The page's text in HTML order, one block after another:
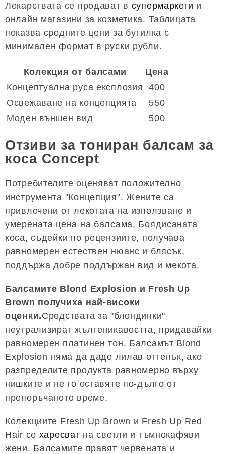
Лекарствата се продават в супермаркети и
онлайн магазини за козметика. Таблицата
показва средните цени за бутилка с
минимален формат в руски рубли.
Колекция от балсами
Цена
Концептуална руса експлозия
400
Освежаване на концепцията
550
Моден външен вид
500
Отзиви за тониран балсам за
коса Concept
Потребителите оценяват положително
инструмента "Концепция". Жените са
привлечени от лекотата на използване и
умерената цена на балсама. Боядисаната
коса, съдейки по рецензиите, получава
равномерен естествен нюанс и блясък,
поддържа добре поддържан вид и мекота.
Балсамите Blond Explosion и Fresh Up
Brown получиха най-високи
оценки.Средствата за "блондинки"
неутрализират жълтеникавостта, придавайки
равномерен платинен тон. Балсамът Blond
Explosion няма да даде лилав оттенък, ако
разпределите продукта равномерно върху
нишките и не го оставяте по-дълго от
препоръчаното време.
Колекциите Fresh Up Brown и Fresh Up Red
Hair се харесват на светли и тъмнокафяви
жени. Балсамите правят червената и